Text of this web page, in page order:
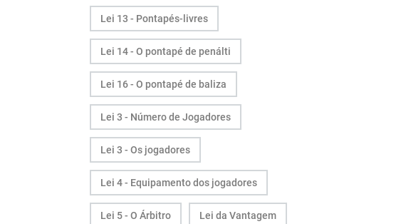
Lei 13 - Pontapés-livres
Lei 14 - O pontapé de penálti
Lei 16 - O pontapé de baliza
Lei 3 - Número de Jogadores
Lei 3 - Os jogadores
Lei 4 - Equipamento dos jogadores
Lei 5 - O Árbitro Lei da Vantagem